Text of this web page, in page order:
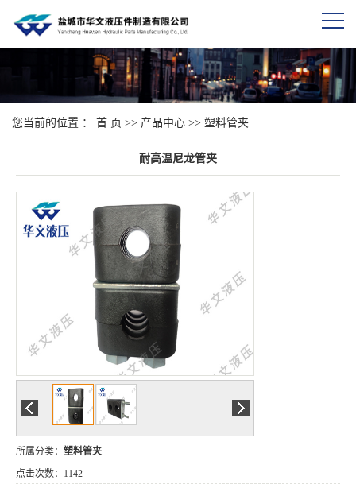
您当前的位置 ： 首 页 >> 产品中心 >> 塑料管夹
耐高温尼龙管夹
所属分类： 塑料管夹
点击次数： 1142